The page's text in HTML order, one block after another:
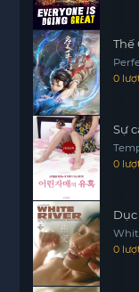
Thế
0
Sự
0
0